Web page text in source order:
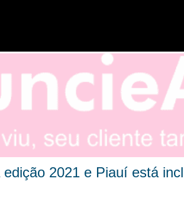
2021 e Piauí está